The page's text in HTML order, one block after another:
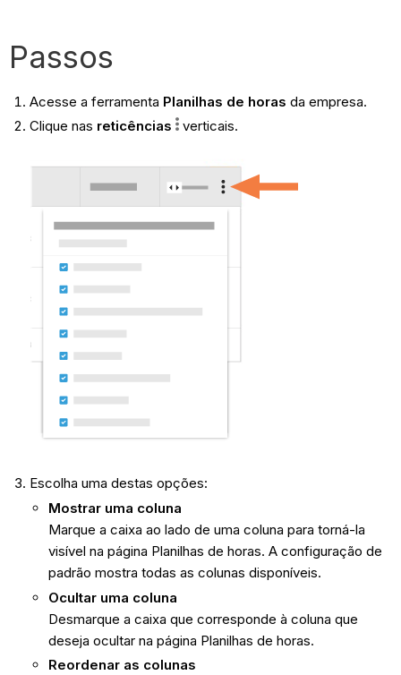
Passos
Acesse a ferramenta Planilhas de horas da empresa.
Clique nas reticências verticais.
Escolha uma destas opções:
Mostrar uma coluna
Marque a caixa ao lado de uma coluna para torná-la
visível na página Planilhas de horas. A configuração de
padrão mostra todas as colunas disponíveis.
Ocultar uma coluna
Desmarque a caixa que corresponde à coluna que
deseja ocultar na página Planilhas de horas.
Reordenar as colunas